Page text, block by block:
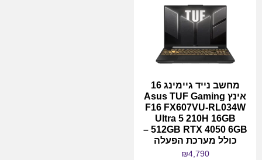
מחשב נייד גיימינג 16
אינץ Asus TUF Gaming
F16 FX607VU-RL034W
Ultra 5 210H 16GB
512GB RTX 4050 6GB –
כולל מערכת הפעלה
₪4,790